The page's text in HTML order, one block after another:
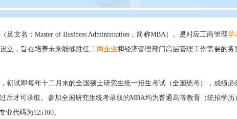
文名：Master of Business Administration，简称MBA）。是对应工商管理学
立，旨在培养未来能够胜任工商企业和经济管理部门高层管理工作需要的务
初试即每年十二月末的全国硕士研究生统一招生考试（全国统考），成绩必
后才可录取。参加全国研究生统考录取的MBA均为普通高等教育（统招学历
业代码为125100。